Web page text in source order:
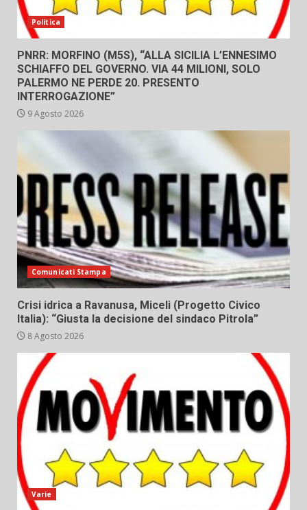
Politica
PNRR: MORFINO (M5S), “ALLA SICILIA L’ENNESIMO
SCHIAFFO DEL GOVERNO. VIA 44 MILIONI, SOLO
PALERMO NE PERDE 20. PRESENTO
INTERROGAZIONE”
9 Agosto 2026
Comunicati Stampa
Crisi idrica a Ravanusa, Miceli (Progetto Civico
Italia): “Giusta la decisione del sindaco Pitrola”
8 Agosto 2026
Varie